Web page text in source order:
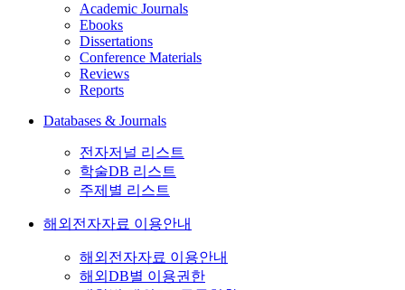
Academic Journals
Ebooks
Dissertations
Conference Materials
Reviews
Reports
Databases & Journals
전자저널 리스트
학술DB 리스트
주제별 리스트
해외전자자료 이용안내
해외전자자료 이용안내
해외DB별 이용권한